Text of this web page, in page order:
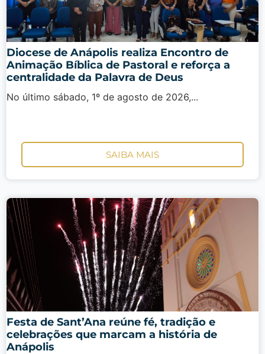
Diocese de Anápolis realiza Encontro de
Animação Bíblica de Pastoral e reforça a
centralidade da Palavra de Deus
No último sábado, 1º de agosto de 2026,...
SAIBA MAIS
Festa de Sant’Ana reúne fé, tradição e
celebrações que marcam a história de
Anápolis